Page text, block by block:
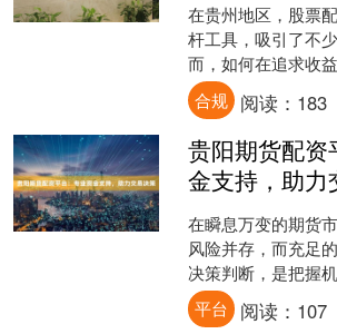
在贵州地区，股票
杆工具，吸引了不
而，如何在追求收
作并有效规避风险
面对的重要课题。
合规 阅读： 183
贵阳期货配资
金支持，助力
在瞬息万变的期货
风险并存，而充足
决策判断，是把握
键要素。贵阳的期
专业的资金支持服
平台 阅读： 107